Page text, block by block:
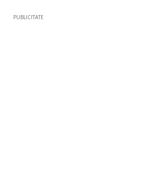
PUBLICITATE